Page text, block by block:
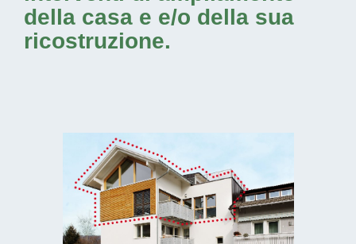
della casa e e/o della sua
ricostruzione.